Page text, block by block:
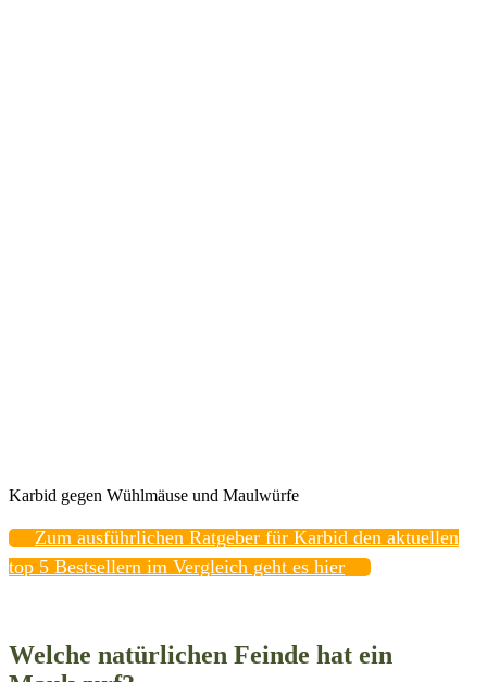
Karbid gegen Wühlmäuse und Maulwürfe
Zum ausführlichen Ratgeber für Karbid den aktuellen
top 5 Bestsellern im Vergleich geht es hier
Welche natürlichen Feinde hat ein